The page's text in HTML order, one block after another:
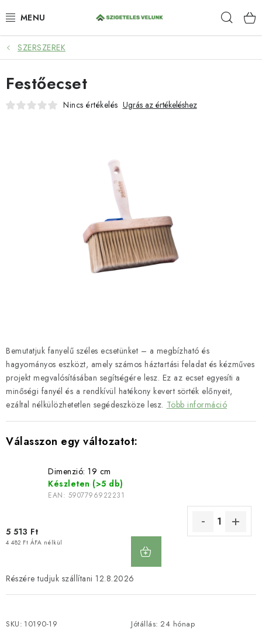
tartalomhoz
HIDROIZOLÁCIÓ
FESTÉKEK ÉS BEHATOLÁSOK
PADLÓK
SZOLGÁLTATÁSOK
ÁLTALÁNOS SZERZŐDÉSI FELTÉTELEK
SZEMÉLYES ADATOK FELDOLGOZÁSA
SZERSZEREK
Bemutatjuk fanyelű széles ecsetünket – a megbízható és
hagyományos eszközt, amely számos háztartási feladat és kézműves
projekt megvalósításában segítségére lesz. Ez az ecset egyesíti a
minőségi fanyél és a rendkívül hatékony kevert sörték előnyeit,
ezáltal nélkülözhetetlen segédeszköze lesz. Több információ
Dimenzió: 19 cm
Készleten (>5 db)
EAN: 5907796922231
5 513 Ft
4 482 Ft ÁFA nélkül
12.8.2026
SKU: 10190-19
Jótállás: 24 hónap
Festőecset
Nincs értékelés Ugrás az értékeléshez